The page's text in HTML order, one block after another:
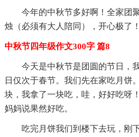
今年的中秋节多好啊！全家团
烛（必须有大人陪同），开心极了！
中秋节四年级作文300字 篇8
今天是中秋节是团圆的节日，
日仅次于春节。我们先在家吃月饼
块，我拿了一块吃，哇，好好吃呀
妈妈说果然好吃。
吃完月饼我们到楼下去玩，刚